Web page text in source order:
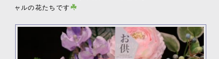
ャルの花たちです